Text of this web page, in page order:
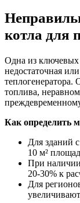
котла для
Одна из ключевых
недостаточная
теплогенератора.
топлива,
Как определить
Для зданий
10 м²
При
20-30% к
Для